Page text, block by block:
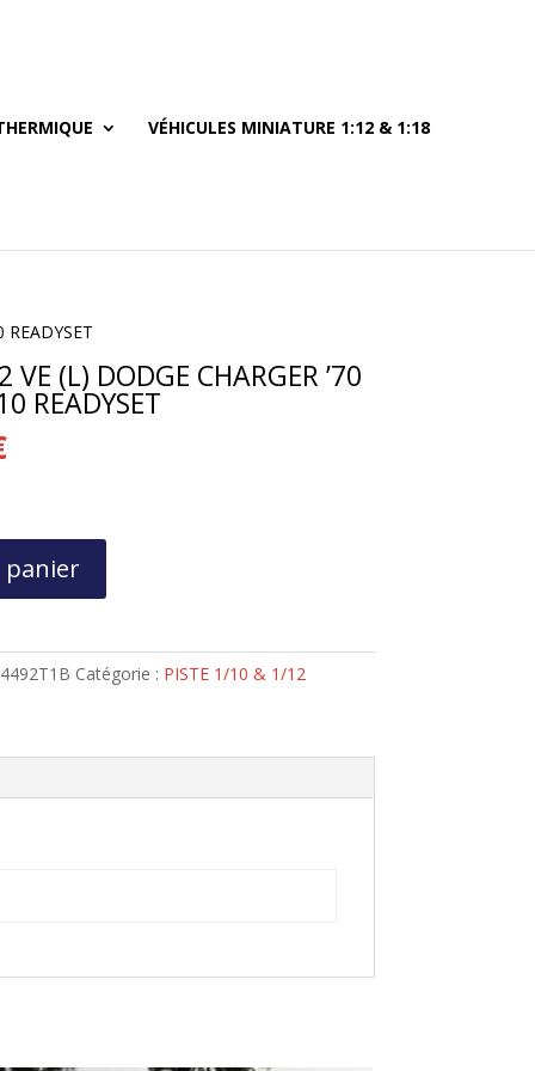
VÉHICULES MINIATURE 1:12 & 1:18
READYSET
VE (L) DODGE CHARGER ’70
READYSET
Le
prix
est :
389,00€.
Catégorie : PISTE 1/10 & 1/12